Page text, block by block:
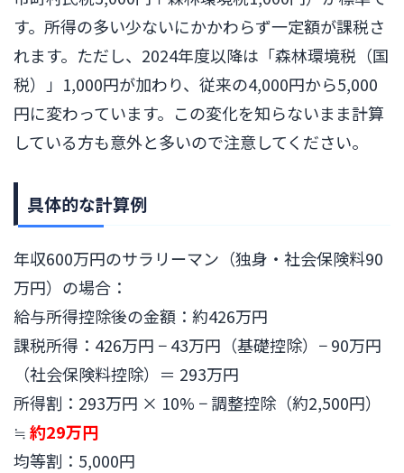
す。所得の多い少ないにかかわらず一定額が課税さ
れます。ただし、2024年度以降は「森林環境税（国
税）」1,000円が加わり、従来の4,000円から5,000
円に変わっています。この変化を知らないまま計算
している方も意外と多いので注意してください。
具体的な計算例
年収600万円のサラリーマン（独身・社会保険料90
万円）の場合：
給与所得控除後の金額：約426万円
課税所得：426万円 − 43万円（基礎控除）− 90万円
（社会保険料控除）＝ 293万円
所得割：293万円 × 10% − 調整控除（約2,500円）
≒約29万円
均等割：5,000円